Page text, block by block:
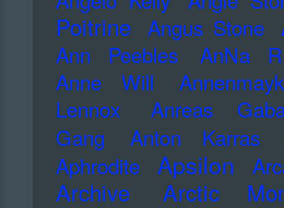
Poitrine Angus Stone
Ann Peebles
AnNa
Anne Will
Lennox
Anreas
Gang
Anton Karras
Aphrodite Apsilon
Archive Arctic